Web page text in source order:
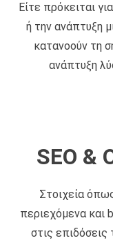
Είτε πρόκειται
ή την ανάπτυξη
κατανοούν τη
ανάπτυξη
SEO &
Στοιχεία
περιεχόμενα και
στις